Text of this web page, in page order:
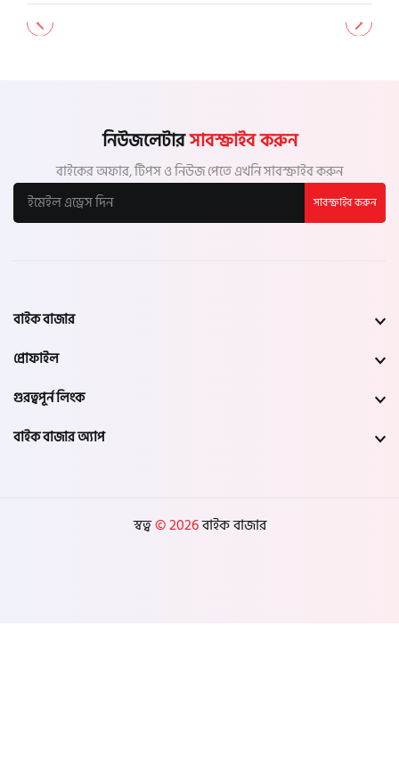
নিউজলেটারসাবস্ক্রাইব করুন
বাইকের অফার, টিপস ও নিউজ পেতে এখনি সাবস্ক্রাইব করুন
সাবস্ক্রাইব করুন
বাইক বাজার
প্রোফাইল
গুরত্বপূর্ন লিংক
বাইক বাজার অ্যাপ
স্বত্ব© 2026বাইক বাজার